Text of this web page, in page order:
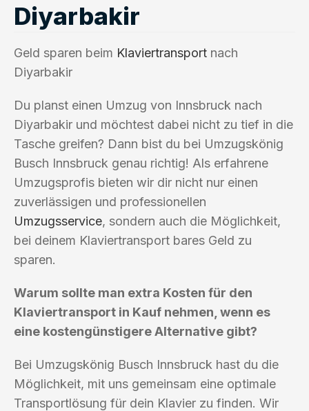
Diyarbakir
Geld sparen beim Klaviertransport nach
Diyarbakir
Du planst einen Umzug von Innsbruck nach
Diyarbakir und möchtest dabei nicht zu tief in die
Tasche greifen? Dann bist du bei Umzugskönig
Busch Innsbruck genau richtig! Als erfahrene
Umzugsprofis bieten wir dir nicht nur einen
zuverlässigen und professionellen
Umzugsservice, sondern auch die Möglichkeit,
bei deinem Klaviertransport bares Geld zu
sparen.
Warum sollte man extra Kosten für den
Klaviertransport in Kauf nehmen, wenn es
eine kostengünstigere Alternative gibt?
Bei Umzugskönig Busch Innsbruck hast du die
Möglichkeit, mit uns gemeinsam eine optimale
Transportlösung für dein Klavier zu finden. Wir